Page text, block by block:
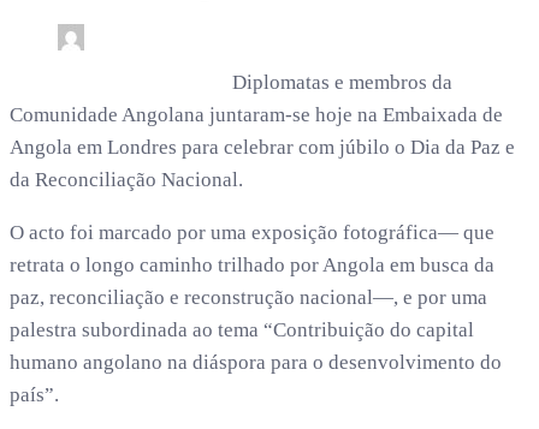
Diplomatas e membros da
Comunidade Angolana juntaram-se hoje na Embaixada de
Angola em Londres para celebrar com júbilo o Dia da Paz e
da Reconciliação Nacional.
O acto foi marcado por uma exposição fotográfica— que
retrata o longo caminho trilhado por Angola em busca da
paz, reconciliação e reconstrução nacional—, e por uma
palestra subordinada ao tema “Contribuição do capital
humano angolano na diáspora para o desenvolvimento do
país”.